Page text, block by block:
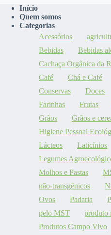
-
Monte
Vêneto
quantidade
Início
Quem somos
Categorias
Acessórios
Bebidas
Bebidas
Cachaça Orgânica da
Café
Chá e Café
Conservas
Doces
Farinhas
Frutas
Grãos
Grãos e
Higiene Pessoal
Lácteos
Laticínios
Legumes
Molhos e Pastas
não-transgênicos
Ovos
Padaria
pelo MST
produto
Produtos Campo Vivo